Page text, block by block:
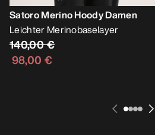
Satoro Merino Hoody Damen
Leichter Merinobaselayer
140,00 €
98,00 €